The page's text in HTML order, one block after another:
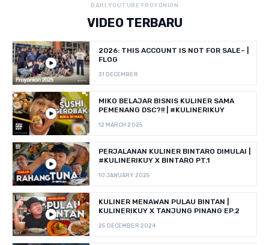
DARI YOUTUBE FROYONION
VIDEO TERBARU
2026: THIS ACCOUNT IS NOT FOR SALE~ |
FLOG
31 DECEMBER
MIKO BELAJAR BISNIS KULINER SAMA
PEMENANG DSC?!! | #KULINERIKUY
12 MARCH 2025
PERJALANAN KULINER BINTARO DIMULAI |
#KULINERIKUY X BINTARO PT.1
10 JANUARY 2025
KULINER MENAWAN PULAU BINTAN |
KULINERIKUY X TANJUNG PINANG EP.2
25 DECEMBER 2024